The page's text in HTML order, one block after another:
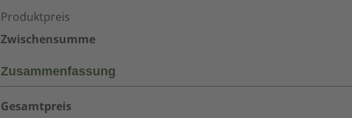
Produktpreis
Zwischensumme
Zusammenfassung
Gesamtpreis